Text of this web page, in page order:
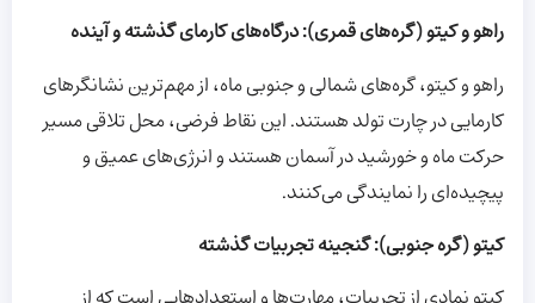
راهو و کیتو (گره‌های قمری): درگاه‌های کارمای گذشته و آینده
راهو و کیتو، گره‌های شمالی و جنوبی ماه، از مهم‌ترین نشانگرهای
کارمایی در چارت تولد هستند. این نقاط فرضی، محل تلاقی مسیر
حرکت ماه و خورشید در آسمان هستند و انرژی‌های عمیق و
پیچیده‌ای را نمایندگی می‌کنند.
کیتو (گره جنوبی): گنجینه تجربیات گذشته